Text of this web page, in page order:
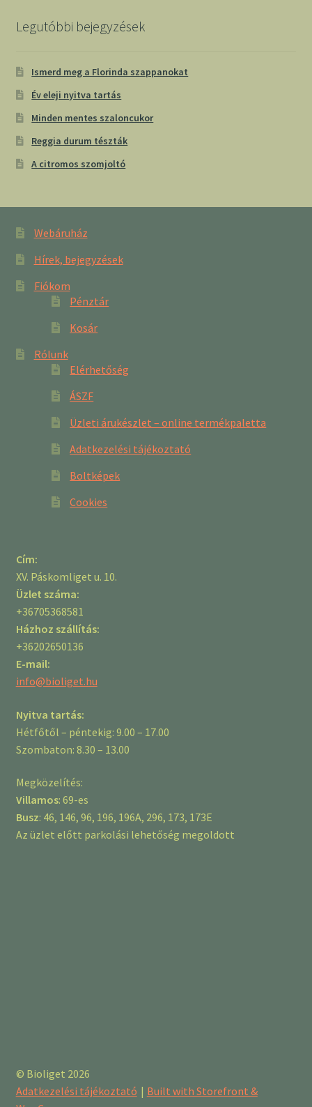
Legutóbbi bejegyzések
Ismerd meg a Florinda szappanokat
Év eleji nyitva tartás
Minden mentes szaloncukor
Reggia durum tészták
A citromos szomjoltó
Webáruház
Hírek, bejegyzések
Fiókom
Pénztár
Kosár
Rólunk
Elérhetőség
ÁSZF
Üzleti árukészlet – online termékpaletta
Adatkezelési tájékoztató
Boltképek
Cookies
Cím:
XV. Páskomliget u. 10.
Üzlet száma:
+36705368581
Házhoz szállítás:
+36202650136
E-mail:
info@bioliget.hu
Nyitva tartás:
Hétfőtől – péntekig: 9.00 – 17.00
Szombaton: 8.30 – 13.00
Megközelítés:
Villamos: 69-es
Busz: 46, 146, 96, 196, 196A, 296, 173, 173E
Az üzlet előtt parkolási lehetőség megoldott
© Bioliget 2026
Adatkezelési tájékoztató
Built with Storefront &